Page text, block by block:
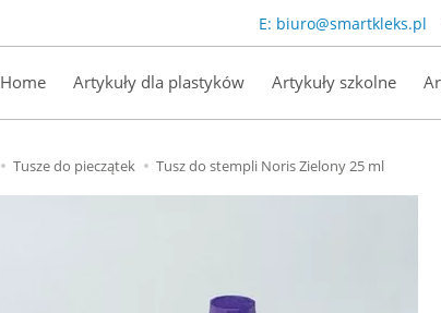
E: biuro@smartkleks.pl
Home Artykuły dla plastyków Artykuły szkolne
Tusze do pieczątek Tusz do stempli Noris Zielony 25 ml